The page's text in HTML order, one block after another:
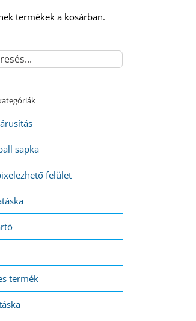
termékek a kosárban.
sapka
felület
termék